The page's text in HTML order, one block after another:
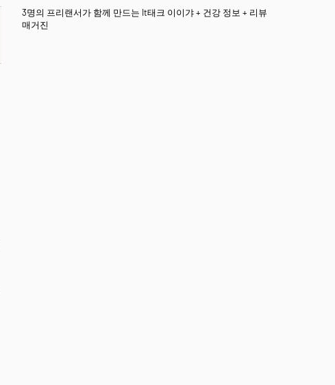
3명의 프리랜서가 함께 만드는 It태크 이이갸 + 건강 정보 + 리뷰
매거진